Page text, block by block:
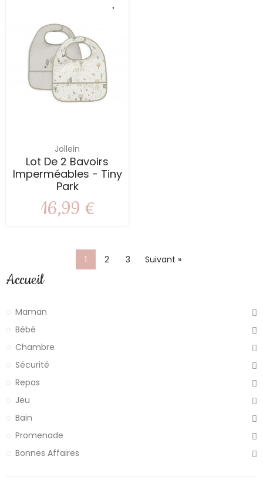
Jollein
Lot De 2 Bavoirs
Imperméables - Tiny
Park
16,99 €
1 2 3 Suivant »
Accueil
Maman
Bébé
Chambre
Sécurité
Repas
Jeu
Bain
Promenade
Bonnes Affaires